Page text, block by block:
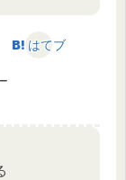
はてブ